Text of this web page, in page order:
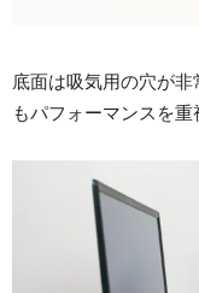
底面は吸気用の穴が
もパフォーマンスを重